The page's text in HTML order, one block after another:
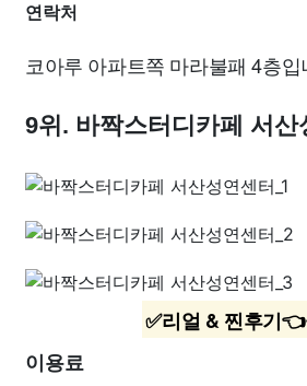
연락처
코아루 아파트쪽 마라불패 4층입
9위. 바짝스터디카페 서산
✅리얼 & 찐후기
이용료